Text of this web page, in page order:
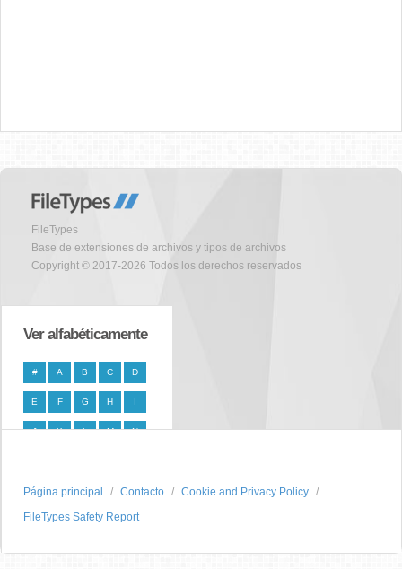
FileTypes
Base de extensiones de archivos y tipos de archivos
Copyright © 2017-2026 Todos los derechos reservados
Ver alfabéticamente
# A B C D
E F G H I
J K L M N
T U V W X
Y Z
Página principal Contacto
Cookie and Privacy Policy
FileTypes Safety Report